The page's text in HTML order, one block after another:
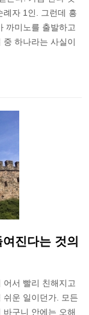
례자 1인. 그런데 흥
까미노를 출발하고
하나라는 사실이
진다는 것의
어서 빨리 친해지고
쉬운 일이던가. 모든
구니 안에는 오해